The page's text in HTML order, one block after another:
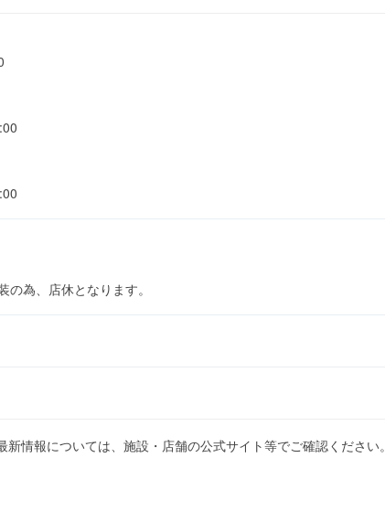
為、店休となります。
情報については、施設・店舗の公式サイト等でご確認ください。